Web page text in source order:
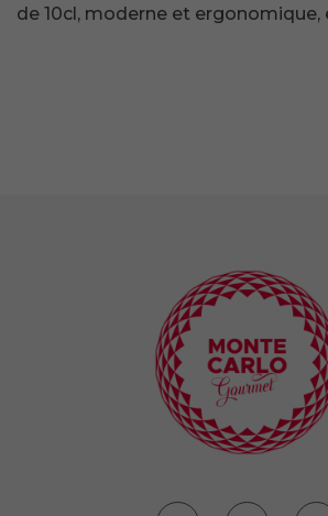
de 10cl, moderne et ergonomique,